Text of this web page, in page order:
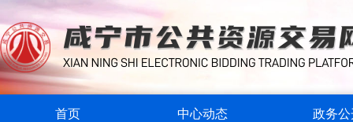
首页 中心动态 政务公